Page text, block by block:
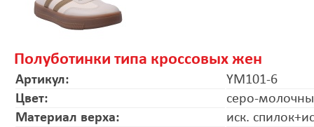
Полуботинки типа кроссовых жен
Артикул:
YM101-6
Цвет:
серо-
Материал верха:
иск.